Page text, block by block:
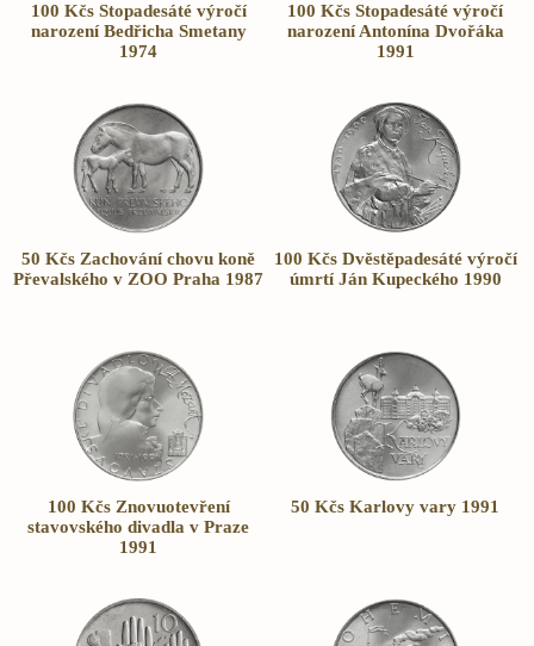
100 Kčs Stopadesáté výročí
narození Bedřicha Smetany
1974
100 Kčs Stopadesáté výročí
narození Antonína Dvořáka
1991
50 Kčs Zachování chovu koně
Převalského v ZOO Praha 1987
100 Kčs Dvěstěpadesáté výročí
úmrtí Ján Kupeckého 1990
100 Kčs Znovuotevření
stavovského divadla v Praze
1991
50 Kčs Karlovy vary 1991